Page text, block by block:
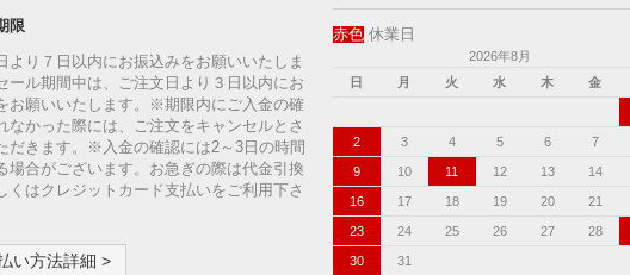
限
より７日以内にお振込みをお願いいたしま
ール期間中は、ご注文日より３日以内にお
お願いいたします。※期限内にご入金の確
なかった際には、ご注文をキャンセルとさ
だきます。※入金の確認には2～3日の時間
場合がございます。お急ぎの際は代金引換
くはクレジットカード支払いをご利用下さ
い方法詳細 >
赤色休業日
2026年8月
日
月 火 水 木 金
2 3 4 5 6 7
9 10 11 12 13 14
16 17 18 19 20 21
23 24 25 26 27 28
30 31